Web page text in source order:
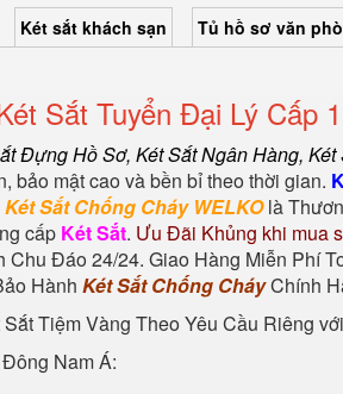
Két sắt khách sạn Tủ hồ sơ văn
Sắt Tuyển Đại Lý Cấp
Đựng Hồ Sơ, Két Sắt Ngân Hàng, Két
bảo mật cao và bền bỉ theo thời gian.
Két Sắt Chống Cháy WELKOlà
cấp Két Sắt. Ưu Đãi Khủng khi mua
Đáo 24/24. Giao Hàng Miễn Phí
Hành Két Sắt Chống CháyChính
Sắt Tiệm Vàng Theo Yêu Cầu Riêng
Nam Á: